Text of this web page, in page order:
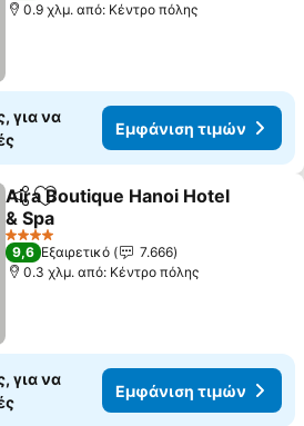
0.9 χλμ. από: Κέντρο πόλης
για να
Εμφάνιση τιμών
Κοινοποίηση
Προσθήκη στα αγαπημένα
Aira Boutique Hanoi Hotel
& Spa
4 Αστέρια
9,6 Εξαιρετικό
7.666
0.3 χλμ. από: Κέντρο πόλης
για να
Εμφάνιση τιμών